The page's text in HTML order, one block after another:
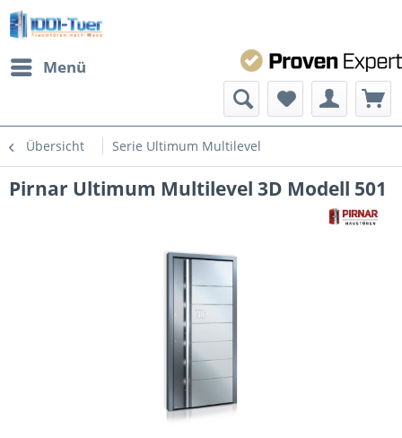
Menü
Übersicht Serie Ultimum Multilevel
Pirnar Ultimum Multilevel 3D Modell 501